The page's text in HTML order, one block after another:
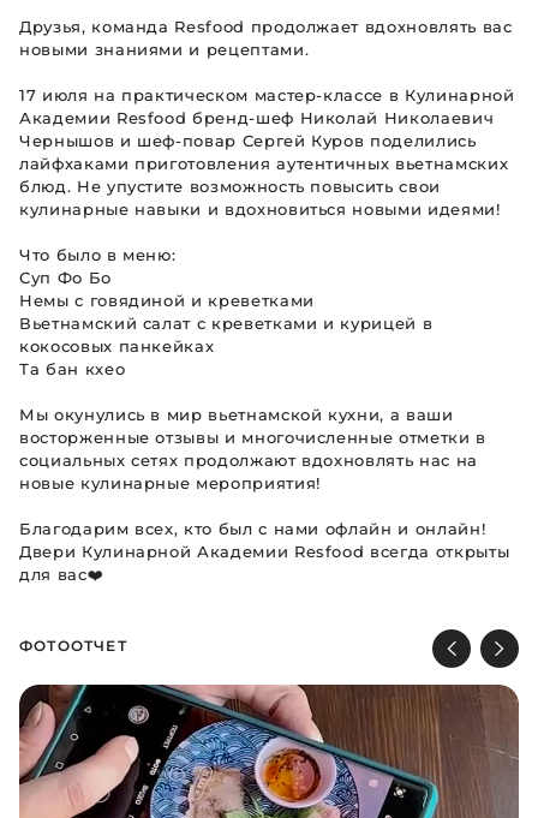
Друзья, команда Resfood продолжает вдохновлять вас
новыми знаниями и рецептами.
17 июля на практическом мастер-классе в Кулинарной
Академии Resfood бренд-шеф Николай Николаевич
Чернышов и шеф-повар Сергей Куров поделились
лайфхаками приготовления аутентичных вьетнамских
блюд. Не упустите возможность повысить свои
кулинарные навыки и вдохновиться новыми идеями!
Что было в меню:
Суп Фо Бо
Немы с говядиной и креветками
Вьетнамский салат с креветками и курицей в
кокосовых панкейках
Та бан кхео
Мы окунулись в мир вьетнамской кухни, а ваши
восторженные отзывы и многочисленные отметки в
социальных сетях продолжают вдохновлять нас на
новые кулинарные мероприятия!
Благодарим всех, кто был с нами офлайн и онлайн!
Двери Кулинарной Академии Resfood всегда открыты
для вас❤️
ФОТООТЧЕТ